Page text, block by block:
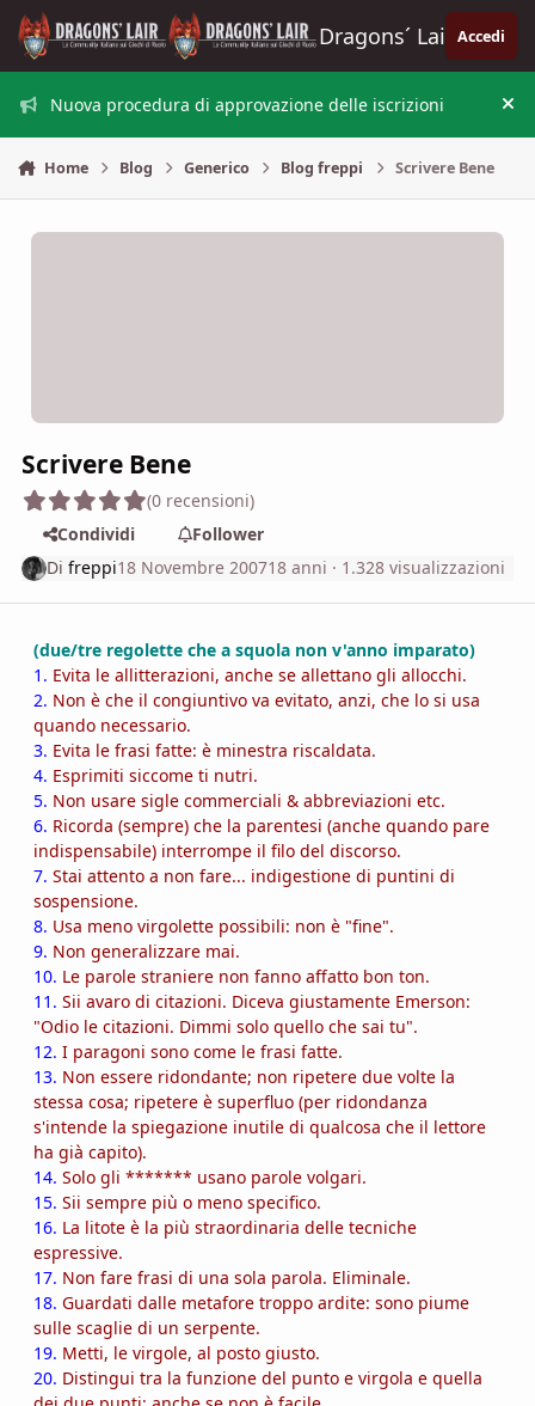
Vai al contenuto
Dragons´ Lair Accedi
Nuova procedura di approvazione delle iscrizioni
Home Blog Generico Blog freppi Scrivere Bene
Scrivere Bene
(0 recensioni)
Condividi
Follower
Difreppi18 Novembre 200718 anni · 1.328 visualizzazioni
(due/tre regolette che a squola non v'anno imparato)
1. Evita le allitterazioni, anche se allettano gli allocchi.
2. Non è che il congiuntivo va evitato, anzi, che lo si usa
quando necessario.
3. Evita le frasi fatte: è minestra riscaldata.
4. Esprimiti siccome ti nutri.
5. Non usare sigle commerciali & abbreviazioni etc.
6. Ricorda (sempre) che la parentesi (anche quando pare
indispensabile) interrompe il filo del discorso.
7. Stai attento a non fare... indigestione di puntini di
sospensione.
8. Usa meno virgolette possibili: non è "fine".
9. Non generalizzare mai.
10. Le parole straniere non fanno affatto bon ton.
11. Sii avaro di citazioni. Diceva giustamente Emerson:
"Odio le citazioni. Dimmi solo quello che sai tu".
12. I paragoni sono come le frasi fatte.
13. Non essere ridondante; non ripetere due volte la
stessa cosa; ripetere è superfluo (per ridondanza
s'intende la spiegazione inutile di qualcosa che il lettore
ha già capito).
14. Solo gli ******* usano parole volgari.
15. Sii sempre più o meno specifico.
16. La litote è la più straordinaria delle tecniche
espressive.
17. Non fare frasi di una sola parola. Eliminale.
18. Guardati dalle metafore troppo ardite: sono piume
sulle scaglie di un serpente.
19. Metti, le virgole, al posto giusto.
20. Distingui tra la funzione del punto e virgola e quella